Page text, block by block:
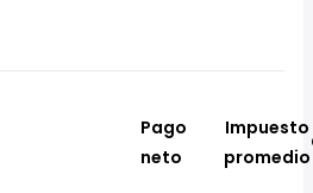
Pago
neto
Impuesto
promedio